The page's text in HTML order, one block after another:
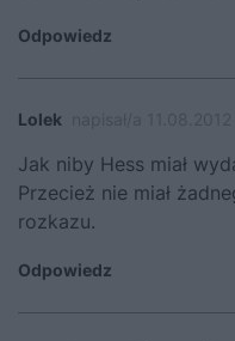
Odpowiedz
Lolek
Jak niby Hess miał
Przecież nie miał
rozkazu.
Odpowiedz